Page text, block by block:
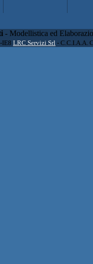
- Modellistica ed
IE8 LRC Servizi Srl - C.C.I.A.A.